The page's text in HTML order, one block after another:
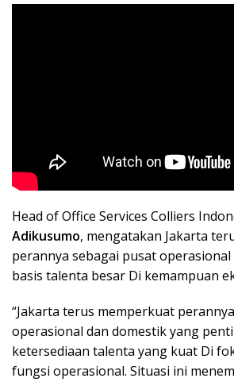
Head of Office Services Colliers
Adikusumo, mengatakan Jakarta
perannya sebagai pusat
basis talenta besar Di kemampuan
“Jakarta terus memperkuat
operasional dan domestik yang
ketersediaan talenta yang kuat Di
fungsi operasional. Situasi ini